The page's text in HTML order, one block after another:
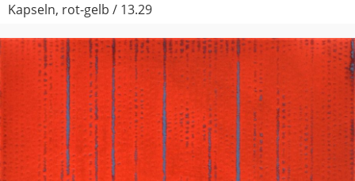
Kapseln, rot-gelb / 13.29